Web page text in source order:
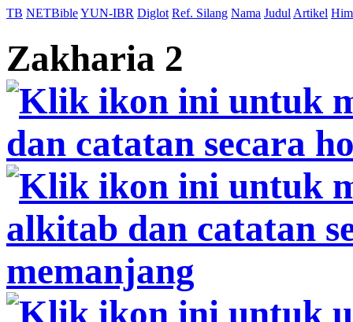
TB NETBibleYUN-IBR Diglot Ref. Silang Nama Judul Artikel
Zakharia 2